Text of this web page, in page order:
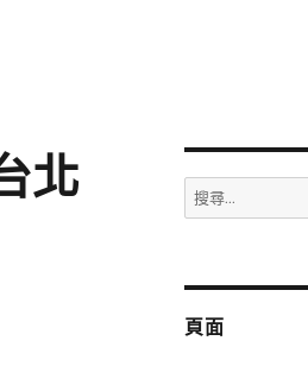
北
搜
尋
字:
頁面